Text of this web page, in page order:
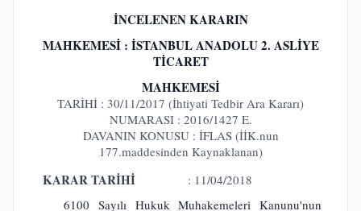
İNCELENEN KARARIN
MAHKEMESİ : İSTANBUL ANADOLU 2. ASLİYE
TİCARET
MAHKEMESİ
TARİHİ : 30/11/2017 (İhtiyati Tedbir Ara Kararı)
NUMARASI : 2016/1427 E.
DAVANIN KONUSU : İFLAS (İİK.nun
177.maddesinden Kaynaklanan)
KARAR TARİHİ
: 11/04/2018
6100 Sayılı Hukuk Muhakemeleri Kanunu'nun